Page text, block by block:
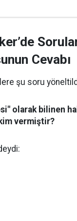
Cevabı
şu soru
olarak bilinen
kim vermiştir?